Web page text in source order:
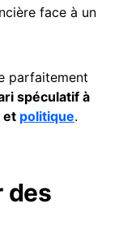
face à un
parfaitement
spéculatif à
et politique.
des